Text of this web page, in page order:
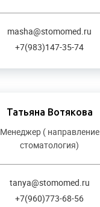
masha@stomomed.ru
+7(983)147-35-74
Татьяна Вотякова
Менеджер ( направление
стоматология)
tanya@stomomed.ru
+7(960)773-68-56